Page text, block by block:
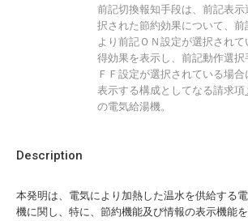
Description
本発明は、電気により加熱した温水を供給する
機に関し、特に、節約機能及び情報の表示機能
前記切換報知手段は、前記表示
択された節約効果について、前
より前記ＯＮ設定が選択され
得効果を表示し、前記動作選択
ＦＦ設定が選択されている場
表示する構成としてなる請求項
の電気給湯機。